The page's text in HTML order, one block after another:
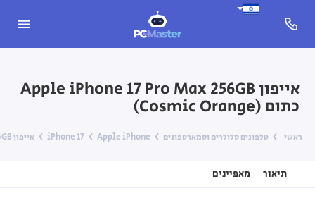
אייפון Apple iPhone 17 Pro Max ‎256GB
כתום (Cosmic Orange)
ראשי טלפונים סלולרים וסמארטפונים Apple iPhone
iPhone 17 אייפון Apple iPhone 17 Pro Max ‎256GB כתום (Cosmic Orange)
תיאור מאפיינים